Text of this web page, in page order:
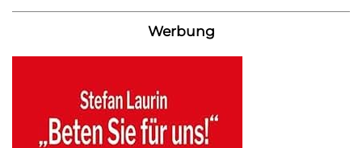
Werbung